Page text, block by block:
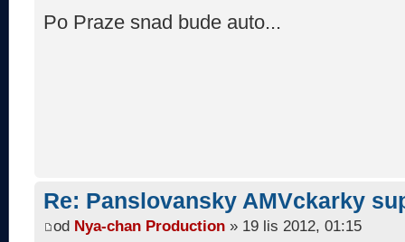
Po Praze snad bude auto...
Re: Panslovansky AMVckarky
od Nya-chan Production » 19 lis 2012, 01:15